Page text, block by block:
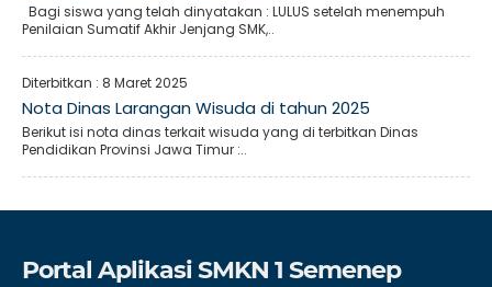
Bagi siswa yang telah dinyatakan : LULUS setelah menempuh
Penilaian Sumatif Akhir Jenjang SMK,..
Diterbitkan : 8 Maret 2025
Nota Dinas Larangan Wisuda di tahun 2025
Berikut isi nota dinas terkait wisuda yang di terbitkan Dinas
Pendidikan Provinsi Jawa Timur :..
Portal Aplikasi SMKN 1 Semenep